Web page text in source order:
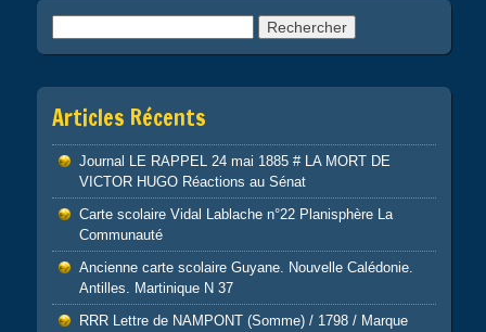
Articles Récents
Journal LE RAPPEL 24 mai 1885 # LA MORT DE
VICTOR HUGO Réactions au Sénat
Carte scolaire Vidal Lablache n°22 Planisphère La
Communauté
Ancienne carte scolaire Guyane. Nouvelle Calédonie.
Antilles. Martinique N 37
RRR Lettre de NAMPONT (Somme) / 1798 / Marque